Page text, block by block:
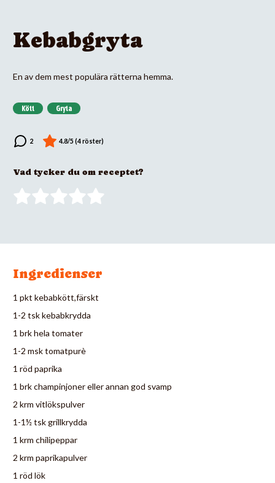
Kebabgryta
En av dem mest populära rätterna hemma.
Kött Gryta
Vad tycker du om receptet?
Ingredienser
1 pkt kebabkött,färskt
1-2 tsk kebabkrydda
1 brk hela tomater
1-2 msk tomatpurè
1 röd paprika
1 brk champinjoner eller annan god svamp
2 krm vitlökspulver
1-1½ tsk grillkrydda
1 krm chilipeppar
2 krm paprikapulver
1 röd lök